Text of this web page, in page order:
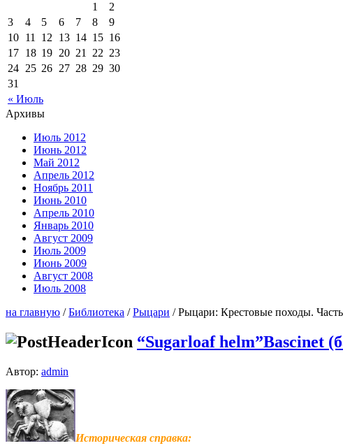
« Июль
1
2
3
4 5 6 7 8
9
10 11 12 13 14 15 16
17 18 19 20 21 22 23
24 25 26 27 28 29 30
31
Архивы
Июль 2012
Июнь 2012
Май 2012
Апрель 2012
Ноябрь 2011
Июнь 2010
Апрель 2010
Январь 2010
Август 2009
Июль 2009
Июнь 2009
Август 2008
Июль 2008
на главную /Библиотека /Рыцари / Рыцари: Крестовые походы.
“Sugarloaf helm”Bascinet
Автор: admin
Историческая справка: